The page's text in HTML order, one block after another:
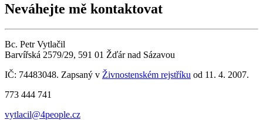
Neváhejte mě kontaktovat
Bc. Petr Vytlačil
Barvířská 2579/29, 591 01 Žďár nad Sázavou
IČ: 74483048. Zapsaný v Živnostenském rejstříku od 11. 4. 2007.
773 444 741
vytlacil@4people.cz